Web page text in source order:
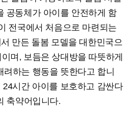
공동체가 아이를 안전하게 함
전국에서 처음으로 마련되는
만든 돌봄 모델을 대한민국으
며, 보듬은 상대방을 따뜻하게
하는 행동을 뜻한다고 합니
24시간 아이를 보호하고 감싼다
축약어입니다.